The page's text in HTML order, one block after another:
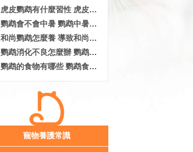
虎皮鹦鹉有什麼習性 虎皮鹦鹉六個基本習性
鹦鹉會不會中暑 鹦鹉中暑怎麼辦
和尚鹦鹉怎麼養 導致和尚鹦鹉的攻擊行為有哪些
鹦鹉消化不良怎麼辦 鹦鹉消化不良診治方法
鹦鹉的食物有哪些 鹦鹉食物盤點
寵物養護常識